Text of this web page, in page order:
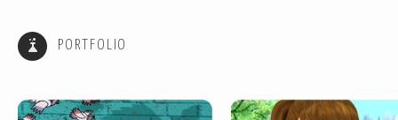
PORTFOLIO